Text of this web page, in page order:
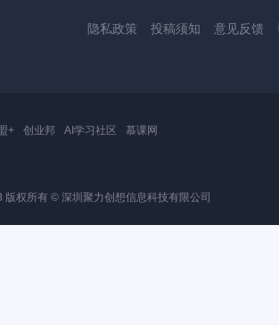
隐私政策 投稿须知 意见反馈
+ 创业邦 AI学习社区 慕课网
版权所有 © 深圳聚力创想信息科技有限公司